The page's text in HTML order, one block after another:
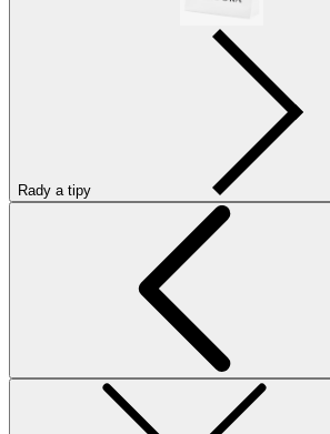
Rady a tipy